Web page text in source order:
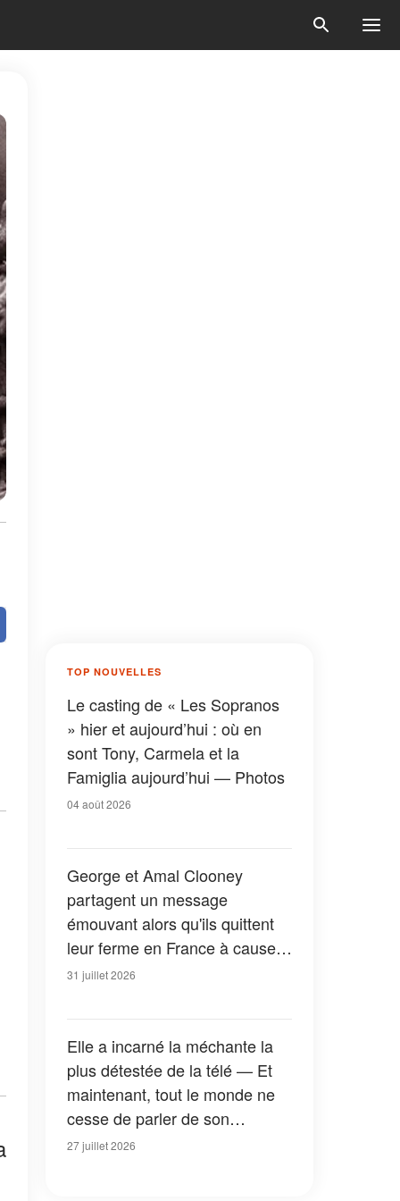
TOP NOUVELLES
Le casting de « Les Sopranos
» hier et aujourd’hui : où en
sont Tony, Carmela et la
Famiglia aujourd’hui — Photos
04 août 2026
George et Amal Clooney
partagent un message
émouvant alors qu'ils quittent
leur ferme en France à cause
des feux de forêt — Tous les
31 juillet 2026
Elle a incarné la méchante la
plus détestée de la télé — Et
maintenant, tout le monde ne
cesse de parler de son
apparition dans la nouvelle
27 juillet 2026